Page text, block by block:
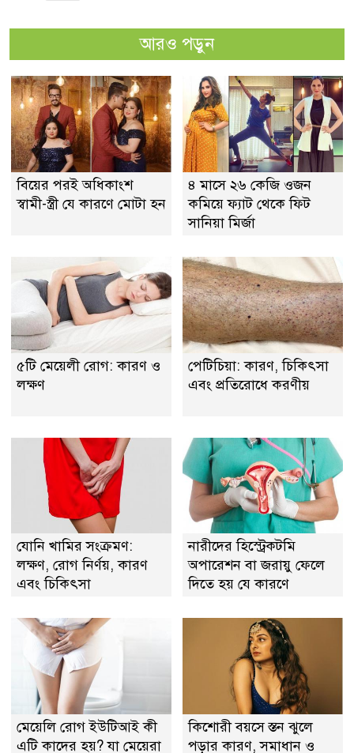
আরও পড়ুন
বিয়ের পরই অধিকাংশ
স্বামী-স্ত্রী যে কারণে মোটা হন
৪ মাসে ২৬ কেজি ওজন
কমিয়ে ফ্যাট থেকে ফিট
সানিয়া মির্জা
৫টি মেয়েলী রোগ: কারণ ও
লক্ষণ
পেটিচিয়া: কারণ, চিকিৎসা
এবং প্রতিরোধে করণীয়
যোনি খামির সংক্রমণ:
লক্ষণ, রোগ নির্ণয়, কারণ
এবং চিকিৎসা
নারীদের হিস্ট্রেকটমি
অপারেশন বা জরায়ু ফেলে
দিতে হয় যে কারণে
মেয়েলি রোগ ইউটিআই কী
এটি কাদের হয়? যা মেয়েরা
কিশোরী বয়সে স্তন ঝুলে
পড়ার কারণ, সমাধান ও